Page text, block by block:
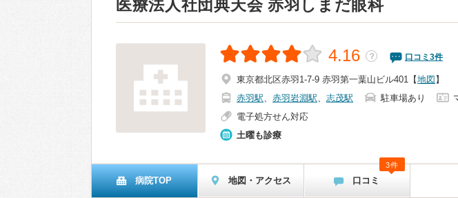
医療法人社団典天会 赤羽しまだ眼科
4.16 ？ 口コミ 3件
東京都北区赤羽1-7-9 赤羽第一葉山ビル401 【地図 】
赤羽駅、 赤羽岩淵駅、 志茂駅 駐車場あり
電子処方せん対応
土曜も診療
病院TOP 地図・アクセス 口コミ
3件